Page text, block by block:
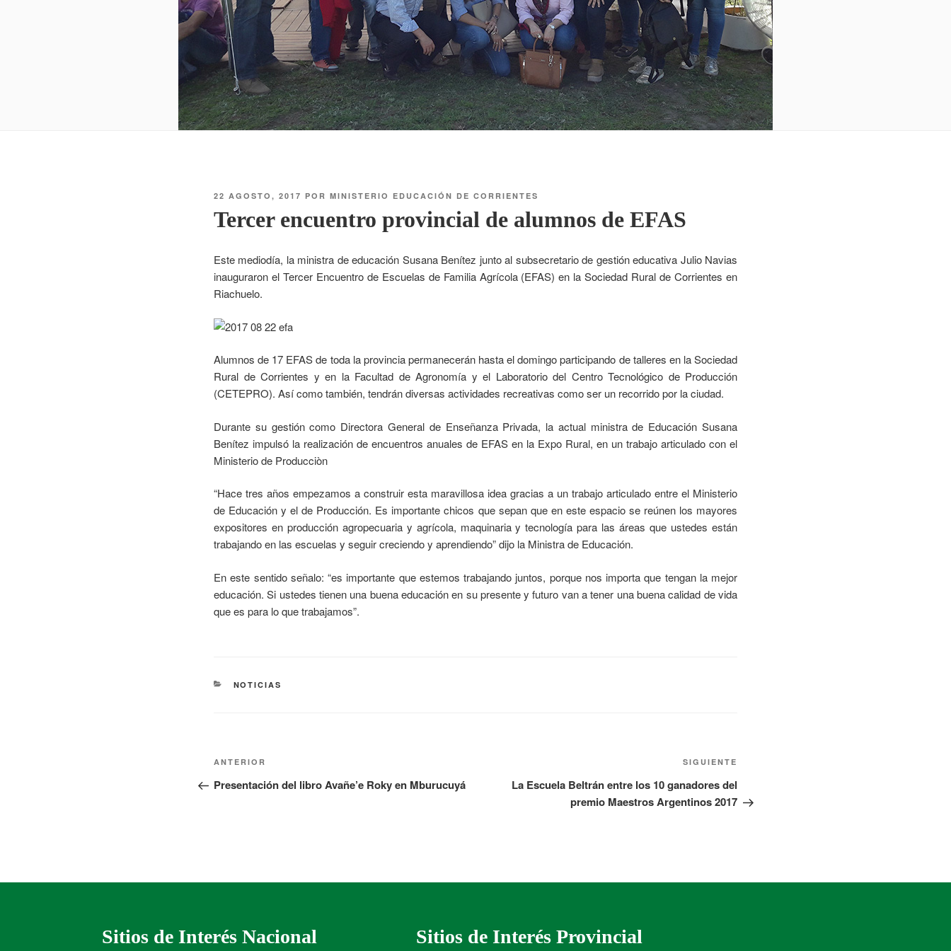
22 AGOSTO, 2017 POR MINISTERIO EDUCACIÓN DE CORRIENTES
Tercer encuentro provincial de alumnos de EFAS
Este mediodía, la ministra de educación Susana Benítez junto al subsecretario de gestión educativa Julio Navias
inauguraron el Tercer Encuentro de Escuelas de Familia Agrícola (EFAS) en la Sociedad Rural de Corrientes en
Riachuelo.
Alumnos de 17 EFAS de toda la provincia permanecerán hasta el domingo participando de talleres en la Sociedad
Rural de Corrientes y en la Facultad de Agronomía y el Laboratorio del Centro Tecnológico de Producción
(CETEPRO). Así como también, tendrán diversas actividades recreativas como ser un recorrido por la ciudad.
Durante su gestión como Directora General de Enseñanza Privada, la actual ministra de Educación Susana
Benítez impulsó la realización de encuentros anuales de EFAS en la Expo Rural, en un trabajo articulado con el
Ministerio de Producciòn
“Hace tres años empezamos a construir esta maravillosa idea gracias a un trabajo articulado entre el Ministerio
de Educación y el de Producción. Es importante chicos que sepan que en este espacio se reúnen los mayores
expositores en producción agropecuaria y agrícola, maquinaria y tecnología para las áreas que ustedes están
trabajando en las escuelas y seguir creciendo y aprendiendo” dijo la Ministra de Educación.
En este sentido señalo: “es importante que estemos trabajando juntos, porque nos importa que tengan la mejor
educación. Si ustedes tienen una buena educación en su presente y futuro van a tener una buena calidad de vida
que es para lo que trabajamos”.
NOTICIAS
ANTERIOR
Presentación del libro Avañe’e Roky en Mburucuyá
SIGUIENTE
La Escuela Beltrán entre los 10 ganadores del
premio Maestros Argentinos 2017
Sitios de Interés Nacional Sitios de Interés Provincial